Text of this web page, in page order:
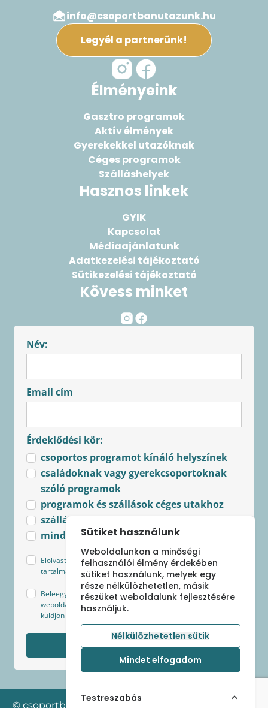
info@csoportbanutazunk.hu
Legyél a partnerünk!
Élményeink
Gasztro programok
Aktív élmények
Gyerekekkel utazóknak
Céges programok
Szálláshelyek
Hasznos linkek
GYIK
Kapcsolat
Médiaajánlatunk
Adatkezelési tájékoztató
Sütikezelési tájékoztató
Kövess minket
Név:
Email cím
Érdeklődési kör:
csoportos programot kínáló helyszínek
családoknak vagy gyerekcsoportoknak
szóló programok
programok és szállások céges utakhoz
szállások csoportoknak
minden újdonság
Elolvastam és elfogadom az Adatkezelési tájékoztató
tartalmát.
Beleegyezek, hogy Sápi Szilvia - csoportbanutazunk.hu
weboldal az általam megjelölt kategóriákban hírlevelet
küldjön a legfrissebb ajánlatokról és aktuális hírekről.
Feliratkozom
© csoportban utazunk 2024 Minden jog fenntartva
Sütiket használunk
Weboldalunkon a minőségi
felhasználói élmény érdekében
sütiket használunk, melyek egy
része nélkülözhetetlen, másik
részüket weboldalunk fejlesztésére
használjuk.
Nélkülözhetetlen sütik
Mindet elfogadom
Testreszabás